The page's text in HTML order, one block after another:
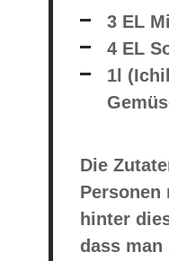
3 EL
4 EL
1l
Die
Personen
hinter
dass man